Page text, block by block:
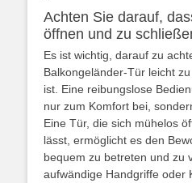
Achten Sie darauf,
öffnen und zu
Es ist wichtig, darauf zu
Balkongeländer-Tür leicht
ist. Eine reibungslose
nur zum Komfort bei,
Eine Tür, die sich mühelos
lässt, ermöglicht es den
bequem zu betreten und zu
aufwändige Handgriffe oder